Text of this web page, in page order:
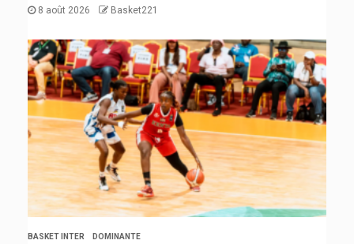
8 août 2026 Basket221
BASKET INTER DOMINANTE